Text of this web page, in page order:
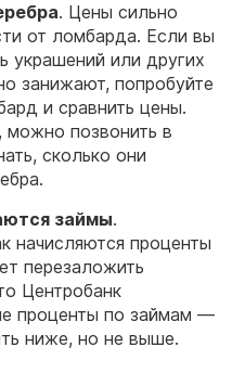
. Цены сильно
от ломбарда. Если вы
украшений или других
занижают, попробуйте
и сравнить цены.
можно позвонить в
сколько они
займы.
начисляются проценты
перезаложить
Центробанк
проценты по займам —
ниже, но не выше.